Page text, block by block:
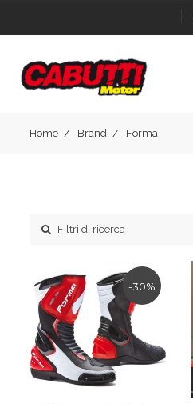
Home Brand Forma
Filtri di ricerca
-30%